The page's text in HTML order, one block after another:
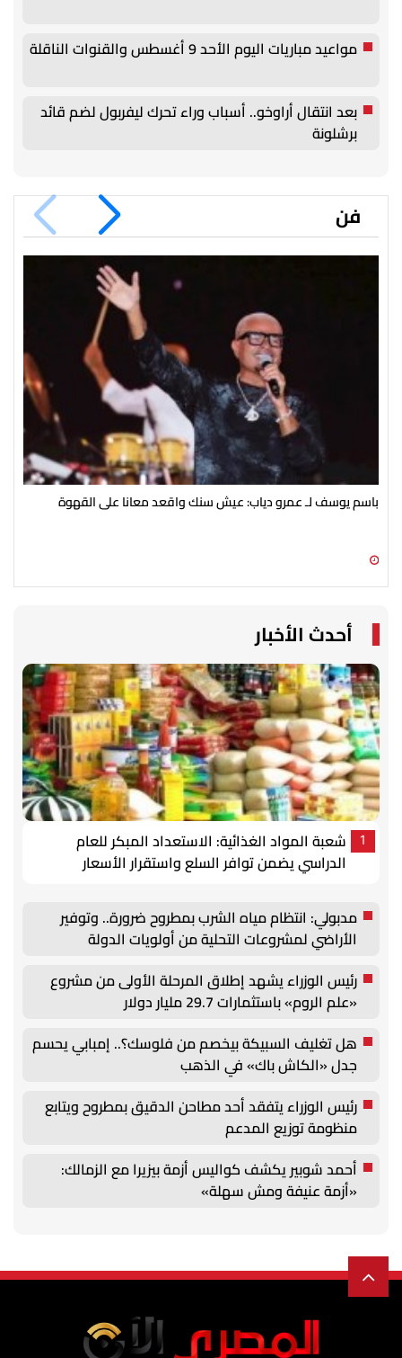
مواعيد مباريات اليوم الأحد 9 أغسطس والقنوات الناقلة
بعد انتقال أراوخو.. أسباب وراء تحرك ليفربول لضم قائد
برشلونة
فن
باسم يوسف لـ عمرو دياب: عيش سنك واقعد معانا على القهوة
أحدث الأخبار
1
شعبة المواد الغذائية: الاستعداد المبكر للعام
الدراسي يضمن توافر السلع واستقرار الأسعار
مدبولي: انتظام مياه الشرب بمطروح ضرورة.. وتوفير
الأراضي لمشروعات التحلية من أولويات الدولة
رئيس الوزراء يشهد إطلاق المرحلة الأولى من مشروع
«علم الروم» باستثمارات 29.7 مليار دولار
هل تغليف السبيكة بيخصم من فلوسك؟.. إمبابي يحسم
جدل «الكاش باك» في الذهب
رئيس الوزراء يتفقد أحد مطاحن الدقيق بمطروح ويتابع
منظومة توزيع المدعم
أحمد شوبير يكشف كواليس أزمة بيزيرا مع الزمالك:
«أزمة عنيفة ومش سهلة»